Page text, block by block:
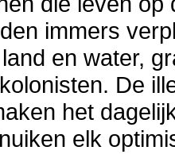
immers
en water,
De
het
elk